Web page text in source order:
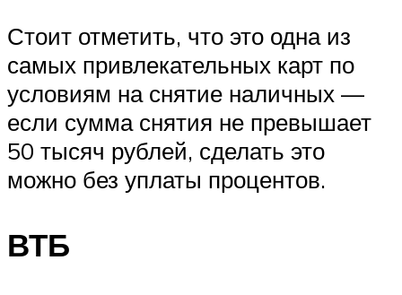
Стоит отметить, что это одна из
самых привлекательных карт по
условиям на снятие наличных —
если сумма снятия не превышает
50 тысяч рублей, сделать это
можно без уплаты процентов.
ВТБ